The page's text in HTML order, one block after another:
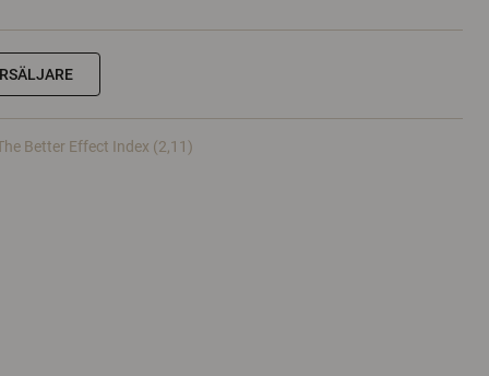
Better Effect Index (2,11)